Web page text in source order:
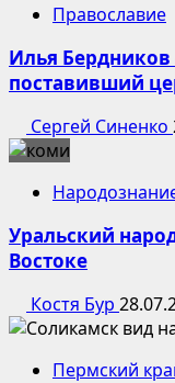
Православие
Илья
поставивший
Сергей Синенко
Уральский
Востоке
Костя Бур
Пермский